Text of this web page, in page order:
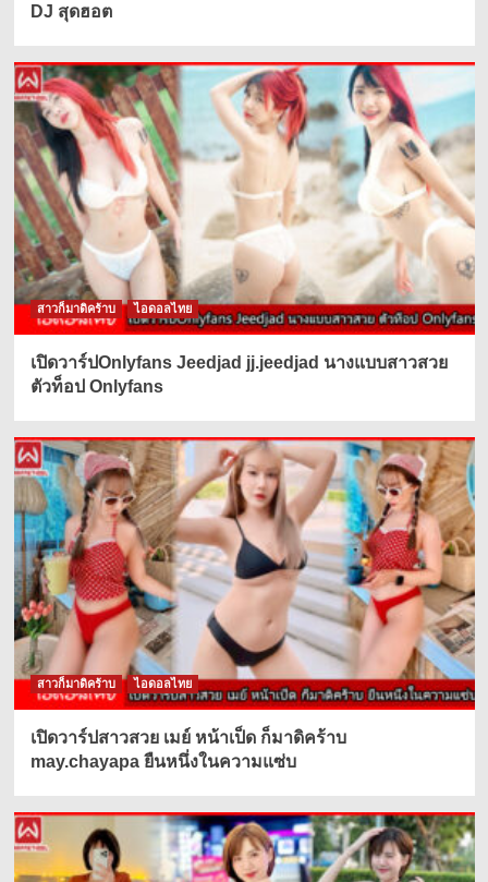
DJ สุดฮอต
สาวก็มาดิคร้าบ ไอดอลไทย
เปิดวาร์ปOnlyfans Jeedjad jj.jeedjad นางแบบสาวสวย
ตัวท็อป Onlyfans
สาวก็มาดิคร้าบ ไอดอลไทย
เปิดวาร์ปสาวสวย เมย์ หน้าเป็ด ก็มาดิคร้าบ
may.chayapa ยืนหนึ่งในความแซ่บ